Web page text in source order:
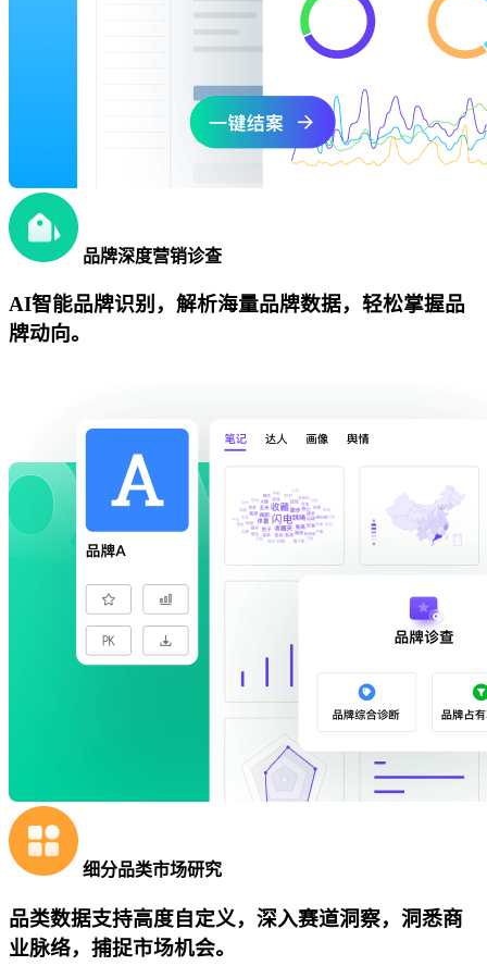
品牌深度营销诊查
AI智能品牌识别，解析海量品牌数据，轻松掌握品
牌动向。
细分品类市场研究
品类数据支持高度自定义，深入赛道洞察，洞悉商
业脉络，捕捉市场机会。